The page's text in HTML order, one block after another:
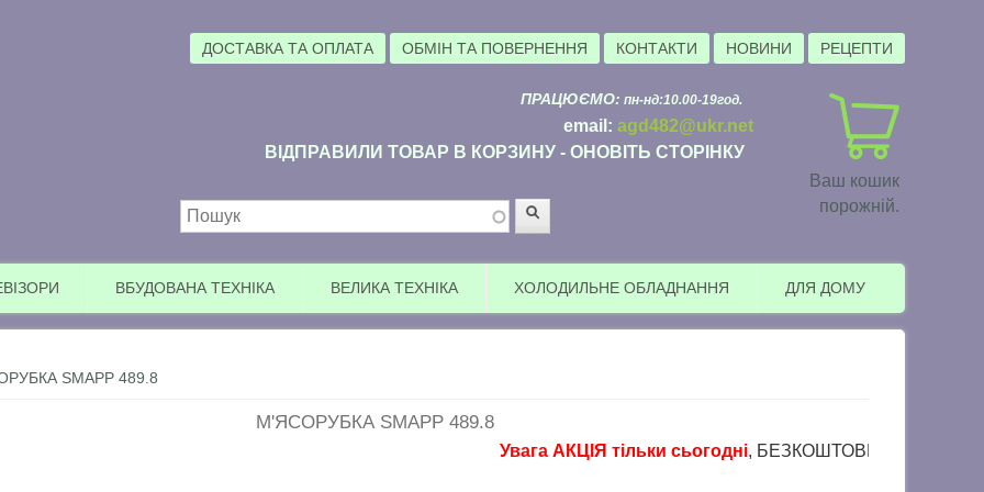
ДОСТАВКА ТА ОПЛАТА ОБМІН ТА ПОВЕРНЕННЯ КОНТАКТИ НОВИНИ РЕЦЕПТИ
Ваш кошик
порожній.
ПРАЦЮЄМО: пн-нд:10.00-19год.
email: agd482@ukr.net
ВІДПРАВИЛИ ТОВАР В КОРЗИНУ - ОНОВІТЬ СТОРІНКУ
Пошукова форма
ВБУДОВАНА ТЕХНІКА ВЕЛИКА ТЕХНІКА ХОЛОДИЛЬНЕ ОБЛАДНАННЯ ДЛЯ ДОМУ
SMAPP 489.8
М'ЯСОРУБКА SMAPP 489.8
Увага АКЦІЯ тільки сьогодні, БЕЗКОШТОВНА доставка в